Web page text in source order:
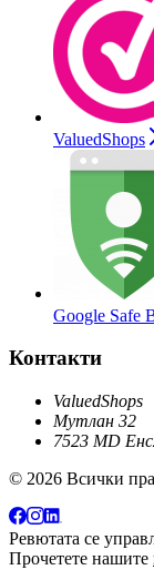
ValuedShops
Google Safe
Контакти
ValuedShops
Мутлан 32
7523 MD
© 2026 Всички
Ревютата се
Прочетете нашите